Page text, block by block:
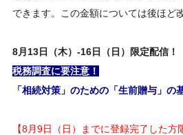
できます。この金額については後ほど
8月 13日（木）-16日（日）
限定配信！
税務調査に要注意！
「相続対策」のための「生前贈与」の
【8月9日（日）までに登録完了した方